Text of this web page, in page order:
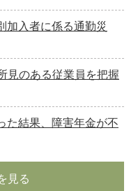
加入者に係る通勤災
のある従業員を把握
た結果、障害年金が不
見る